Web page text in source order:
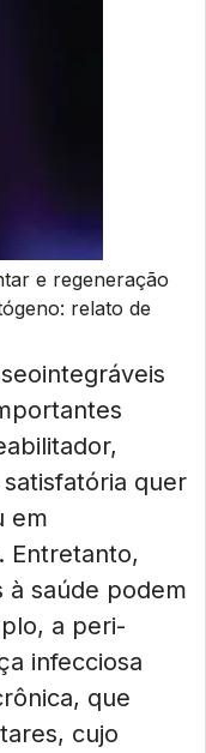
e regeneração
relato de
quer
em
Entretanto,
à saúde podem
a peri-
infecciosa
que
cujo